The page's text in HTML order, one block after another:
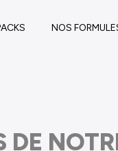
NOS
DE